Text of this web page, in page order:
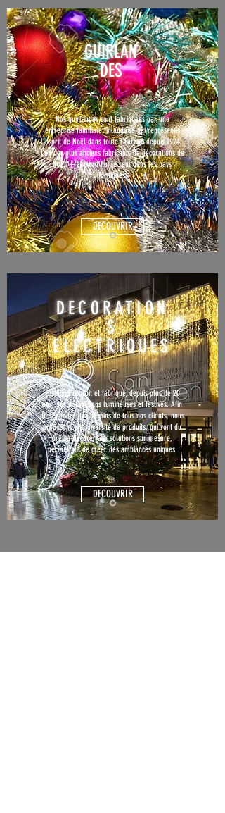
GUIRLAN
DES
Nos guirlandes sont fabriquées par une
entreprise familiale finlandaise qui représente
l’esprit de Noël dans toute l’Europe depuis 1924.
L’un des plus anciens fabricants de décorations de
Noël– aujourd’hui le seul dans les pays
nordiques.
DECOUVRIR
DECORATION
S
ELECTRIQUES
Festilight conçoit et fabrique, depuis plus de 20
ans, des décorations lumineuses et festives. Afin
de répondre aux besoins de tous nos clients, nous
proposons une diversité de produits, qui vont du
prêt-à-décorer aux solutions sur mesure,
permettant de créer des ambiances uniques.
DECOUVRIR